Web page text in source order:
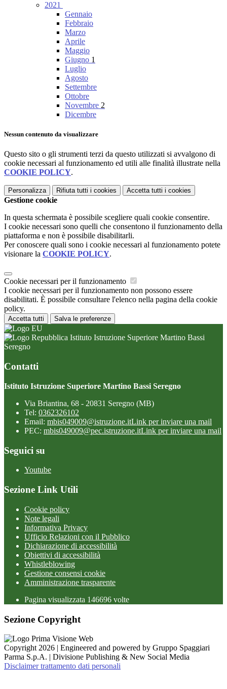
2021
Gennaio
Febbraio
Marzo
Aprile
Maggio
Giugno 1
Luglio
Agosto
Settembre
Ottobre
Novembre 2
Dicembre
Nessun contenuto da visualizzare
Questo sito o gli strumenti terzi da questo utilizzati si avvalgono di
cookie necessari al funzionamento ed utili alle finalità illustrate nella
COOKIE POLICY.
Personalizza Rifiuta tutti i cookies Accetta tutti i cookies
Gestione cookie
In questa schermata è possibile scegliere quali cookie consentire.
I cookie necessari sono quelli che consentono il funzionamento della
piattaforma e non è possibile disabilitarli.
Per conoscere quali sono i cookie necessari al funzionamento potete
visionare la COOKIE POLICY.
Cookie necessari per il funzionamento
I cookie necessari per il funzionamento non possono essere
disabilitati. È possibile consultare l'elenco nella pagina della cookie
policy.
Accetta tutti Salva le preferenze
Istituto Istruzione Superiore Martino Bassi
Seregno
Contatti
Istituto Istruzione Superiore Martino Bassi Seregno
Via Briantina, 68 - 20831 Seregno (MB)
Tel: 0362326102
Email: mbis049009@istruzione.itLink per inviare una mail
PEC: mbis049009@pec.istruzione.itLink per inviare una mail
Seguici su
Youtube
Sezione Link Utili
Cookie policy
Note legali
Informativa Privacy
Ufficio Relazioni con il Pubblico
Dichiarazione di accessibilità
Obiettivi di accessibilità
Whistleblowing
Gestione consensi cookie
Amministrazione trasparente
Pagina visualizzata 146696 volte
Sezione Copyright
Copyright 2026 | Engineered and powered by Gruppo Spaggiari
Parma S.p.A. | Divisione Publishing & New Social Media
Disclaimer trattamento dati personali